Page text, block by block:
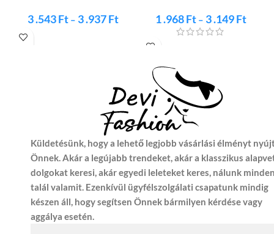
3 .543Ft – 3 .937Ft 1 .968Ft – 3 .149Ft
Küldetésünk, hogy a lehető legjobb vásárlási élményt
Önnek. Akár a legújabb trendeket, akár a klasszikus
dolgokat keresi, akár egyedi leleteket keres, nálunk
talál valamit. Ezenkívül ügyfélszolgálati csapatunk mindig
készen áll, hogy segítsen Önnek bármilyen kérdése vagy
aggálya esetén.